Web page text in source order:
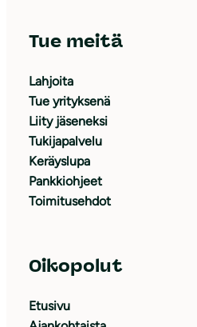
Tue meitä
Lahjoita
Tue yrityksenä
Liity jäseneksi
Tukijapalvelu
Keräyslupa
Pankkiohjeet
Toimitusehdot
Oikopolut
Etusivu